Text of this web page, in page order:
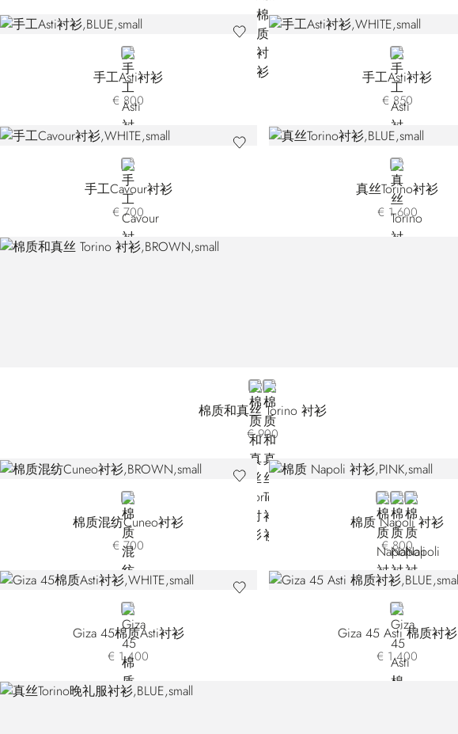
BLUE R122A-007
手工Asti衬衫
€ 800
WHITE
手工Asti衬衫
€ 850
WHITE
手工Cavour衬衫
€ 700
BLUE
真丝Torino衬衫
€ 1.600
BROWN
GREY
棉质和真丝 Torino 衬衫
€ 900
BROWN
棉质混纺Cuneo衬衫
€ 700
PINKBEIGE
GREY
棉质 Napoli 衬衫
€ 800
WHITE
Giza 45棉质Asti衬衫
€ 1.400
BLUE
Giza 45 Asti 棉质衬衫
€ 1.400